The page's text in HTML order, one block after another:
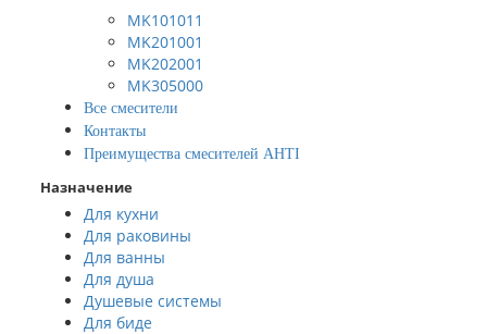
MK101011
MK201001
MK202001
MK305000
Все смесители
Контакты
Преимущества смесителей AHTI
Назначение
Для кухни
Для раковины
Для ванны
Для душа
Душевые системы
Для биде